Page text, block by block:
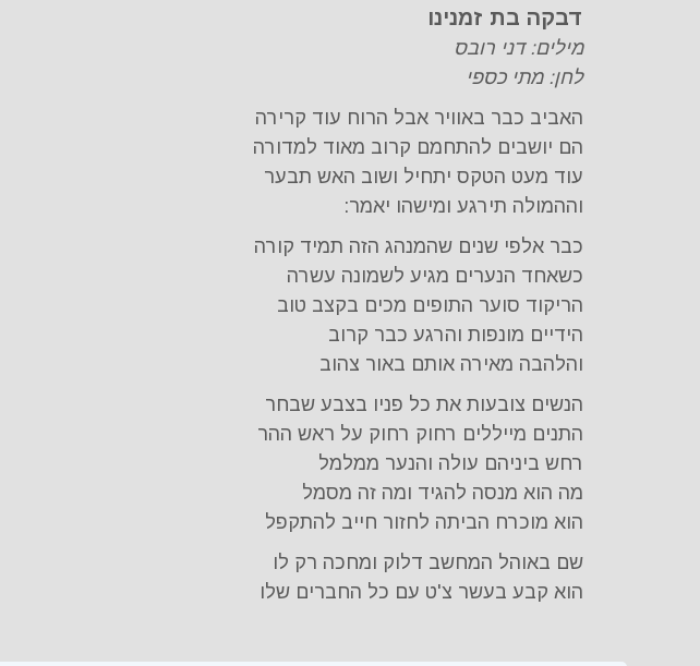
דבקה בת זמנינו
מילים: דני רובס
לחן: מתי כספי
האביב כבר באוויר אבל הרוח עוד קרירה
הם יושבים להתחמם קרוב מאוד למדורה
עוד מעט הטקס יתחיל ושוב האש תבער
וההמולה תירגע ומישהו יאמר:
כבר אלפי שנים שהמנהג הזה תמיד קורה
כשאחד הנערים מגיע לשמונה עשרה
הריקוד סוער התופים מכים בקצב טוב
הידיים מונפות והרגע כבר קרוב
והלהבה מאירה אותם באור צהוב
הנשים צובעות את כל פניו בצבע שבחר
התנים מייללים רחוק רחוק על ראש ההר
רחש ביניהם עולה והנער ממלמל
מה הוא מנסה להגיד ומה זה מסמל
הוא מוכרח הביתה לחזור חייב להתקפל
שם באוהל המחשב דלוק ומחכה רק לו
הוא קבע בעשר צ'ט עם כל החברים שלו